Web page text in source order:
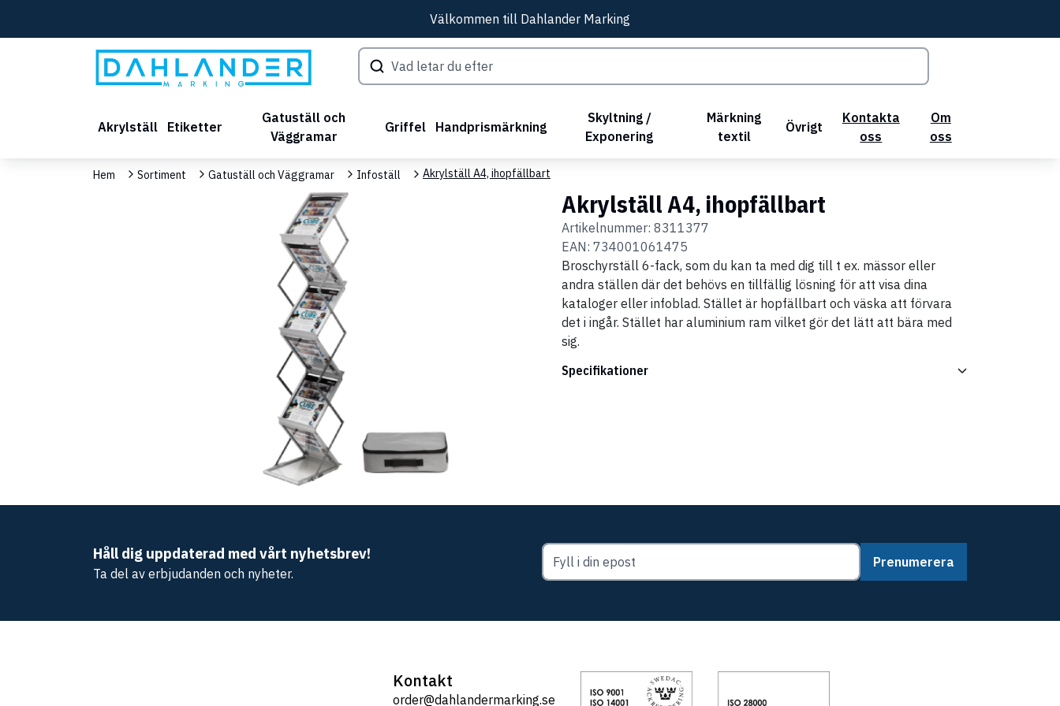
Välkommen till Dahlander Marking
Akrylställ Etiketter
Gatuställ och
Väggramar
Griffel Handprismärkning
Skyltning /
Exponering
Märkning
textil
Övrigt
Kontakta
oss
Om
oss
Hem Sortiment Gatuställ och Väggramar Infoställ Akrylställ A4, ihopfällbart
Akrylställ A4, ihopfällbart
Artikelnummer: 8311377
EAN: 734001061475
Broschyrställ 6-fack, som du kan ta med dig till t ex. mässor eller
andra ställen där det behövs en tillfällig lösning för att visa dina
kataloger eller infoblad. Stället är hopfällbart och väska att förvara
det i ingår. Stället har aluminium ram vilket gör det lätt att bära med
sig.
Specifikationer
Håll dig uppdaterad med vårt nyhetsbrev!
Ta del av erbjudanden och nyheter.
Prenumerera
Kontakt
order@dahlandermarking.se